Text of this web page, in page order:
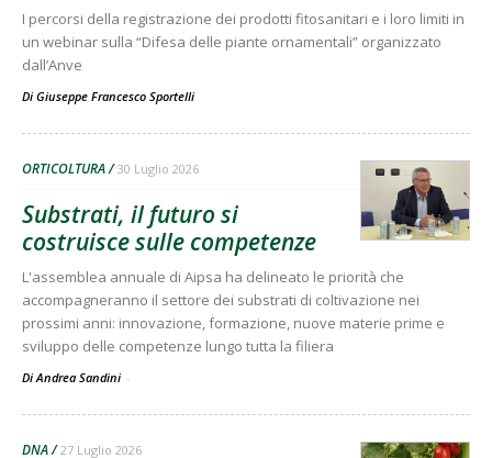
I percorsi della registrazione dei prodotti fitosanitari e i loro limiti in
un webinar sulla “Difesa delle piante ornamentali” organizzato
dall’Anve
Di Giuseppe Francesco Sportelli
ORTICOLTURA 30 Luglio 2026
Substrati, il futuro si
costruisce sulle competenze
L'assemblea annuale di Aipsa ha delineato le priorità che
accompagneranno il settore dei substrati di coltivazione nei
prossimi anni: innovazione, formazione, nuove materie prime e
sviluppo delle competenze lungo tutta la filiera
Di Andrea Sandini -
DNA 27 Luglio 2026